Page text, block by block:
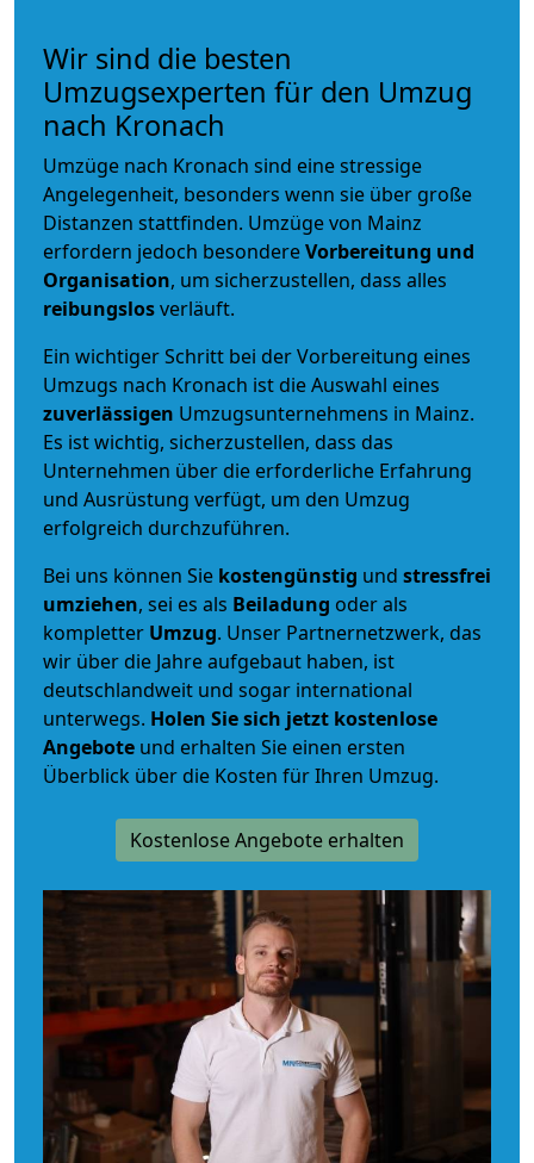
Wir sind die besten
Umzugsexperten für den Umzug
nach Kronach
Umzüge nach Kronach sind eine stressige
Angelegenheit, besonders wenn sie über große
Distanzen stattfinden. Umzüge von Mainz
erfordern jedoch besondereVorbereitung und
Organisation, um sicherzustellen, dass alles
reibungslosverläuft.
Ein wichtiger Schritt bei der Vorbereitung eines
Umzugs nach Kronach ist die Auswahl eines
zuverlässigen Umzugsunternehmens in Mainz.
Es ist wichtig, sicherzustellen, dass das
Unternehmen über die erforderliche Erfahrung
und Ausrüstung verfügt, um den Umzug
erfolgreich durchzuführen.
Bei uns können Sie kostengünstig und stressfrei
umziehen, sei es als Beiladung oder als
kompletter Umzug. Unser Partnernetzwerk, das
wir über die Jahre aufgebaut haben, ist
deutschlandweit und sogar international
unterwegs. Holen Sie sich jetzt kostenlose
Angebote und erhalten Sie einen ersten
Überblick über die Kosten für Ihren Umzug.
Kostenlose Angebote erhalten